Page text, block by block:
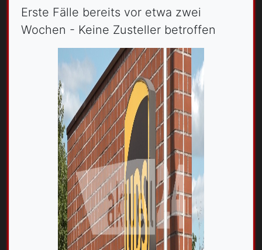
Erste Fälle bereits vor etwa zwei
Wochen - Keine Zusteller betroffen